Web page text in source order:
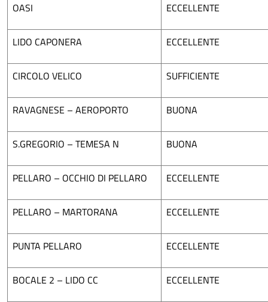
OASI ECCELLENTE
LIDO CAPONERA ECCELLENTE
CIRCOLO VELICO SUFFICIENTE
RAVAGNESE – AEROPORTO BUONA
S.GREGORIO – TEMESA N BUONA
PELLARO – OCCHIO DI PELLARO ECCELLENTE
PELLARO – MARTORANA ECCELLENTE
PUNTA PELLARO ECCELLENTE
BOCALE 2 – LIDO CC ECCELLENTE